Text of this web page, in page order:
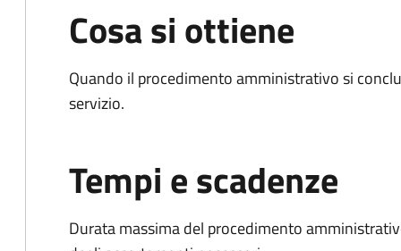
Cosa si ottiene
Quando il procedimento amministrativo si
servizio.
Tempi e scadenze
Durata massima del procedimento